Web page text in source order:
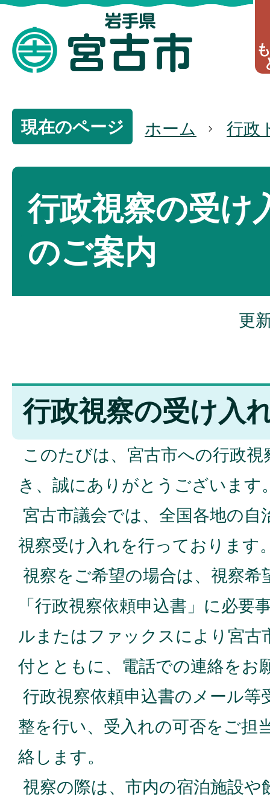
現在のページ ホーム 行政
行政視察の受け
のご案内
更
行政視察の受け入
このたびは、宮古市への行政
き、誠にありがとうございます
宮古市議会では、全国各地の自
視察受け入れを行っております
視察をご希望の場合は、視察希
「行政視察依頼申込書」に必要
ルまたはファックスにより宮古
付とともに、電話での連絡をお
行政視察依頼申込書のメール等
整を行い、受入れの可否をご担
絡します。
視察の際は、市内の宿泊施設